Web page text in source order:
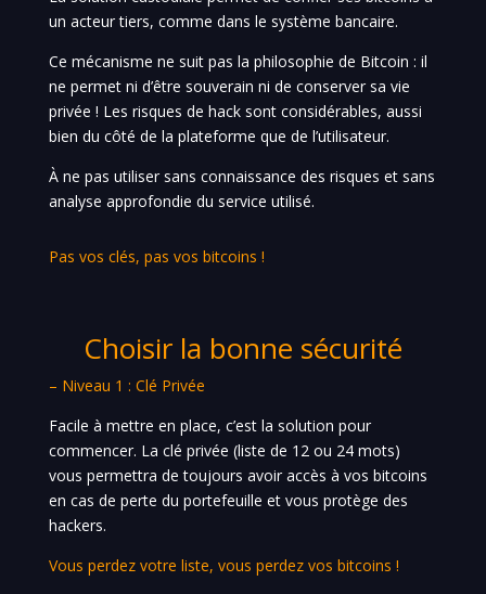
un acteur tiers, comme dans le système bancaire.
Ce mécanisme ne suit pas la philosophie de Bitcoin : il
ne permet ni d’être souverain ni de conserver sa vie
privée ! Les risques de hack sont considérables, aussi
bien du côté de la plateforme que de l’utilisateur.
À ne pas utiliser sans connaissance des risques et sans
analyse approfondie du service utilisé.
Pas vos clés, pas vos bitcoins !
Choisir la bonne sécurité
– Niveau 1 : Clé Privée
Facile à mettre en place, c’est la solution pour
commencer. La clé privée (liste de 12 ou 24 mots)
vous permettra de toujours avoir accès à vos bitcoins
en cas de perte du portefeuille et vous protège des
hackers.
Vous perdez votre liste, vous perdez vos bitcoins !